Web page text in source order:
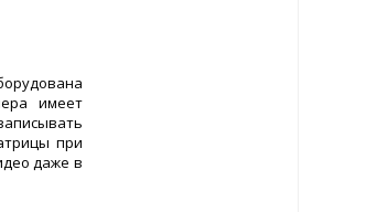
имеет
при
даже в